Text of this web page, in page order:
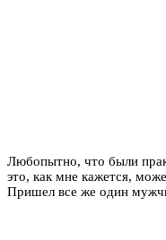
Любопытно, что были
это, как мне кажется,
Пришел все же один